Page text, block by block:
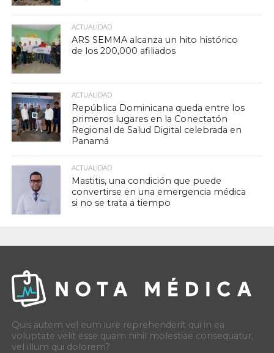
ACTUALIDAD
ARS SEMMA alcanza un hito histórico
de los 200,000 afiliados
ACTUALIDAD
República Dominicana queda entre los
primeros lugares en la Conectatón
Regional de Salud Digital celebrada en
Panamá
ACTUALIDAD
Mastitis, una condición que puede
convertirse en una emergencia médica
si no se trata a tiempo
Quis autem vel eum iure reprehenderit qui in ea
voluptate velit esse quam nihil molestiae consequatur,
vel illum qui dolorem?